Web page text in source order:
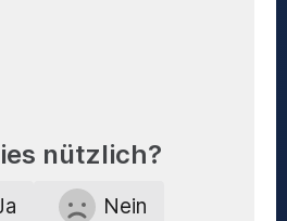
nützlich?
Nein